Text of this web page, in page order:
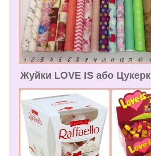
Жуйки LOVE IS або